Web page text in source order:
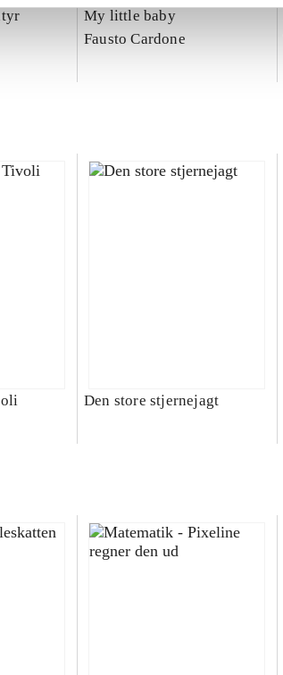
My little baby
Fausto Cardone
Den store stjernejagt